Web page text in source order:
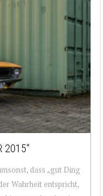
2015“
dass „gut Ding
Wahrheit entspricht,